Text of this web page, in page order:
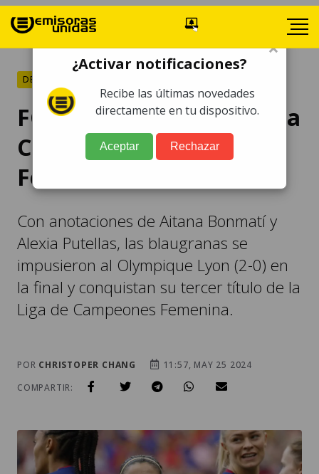
DEPORTES
FC Barcelona conquista la
Champions League
Femenina
Con anotaciones de Aitana Bonmatí y
Alexia Putellas, las blaugranas se
impusieron al Olympique Lyon (2-0) en
la final y conquistan su tercer título de la
Liga de Campeones Femenina.
POR CHRISTOPER CHANG
11:57, MAY 25 2024
COMPARTIR:
×
¿Activar notificaciones?
Recibe las últimas novedades
directamente en tu dispositivo.
Aceptar Rechazar